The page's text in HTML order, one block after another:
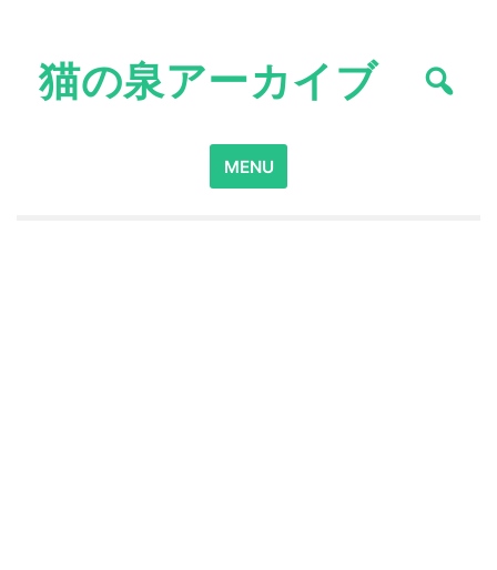
content猫の泉アーカイブ
Search
for:
MENU